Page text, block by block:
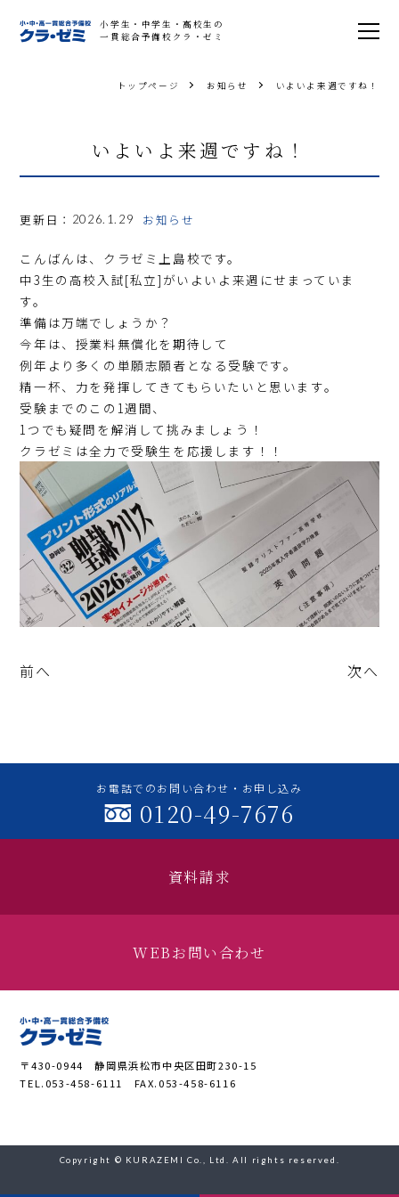
小学生・中学生・高校生の
一貫総合予備校クラ・ゼミ
トップページ お知らせ いよいよ来週ですね！
いよいよ来週ですね！
更新日： 2026.1.29 お知らせ
こんばんは、クラゼミ上島校です。
中3生の高校入試[私立]がいよいよ来週にせまっていま
す。
準備は万端でしょうか？
今年は、授業料無償化を期待して
例年より多くの単願志願者となる受験です。
精一杯、力を発揮してきてもらいたいと思います。
受験までのこの1週間、
1つでも疑問を解消して挑みましょう！
クラゼミは全力で受験生を応援します！！
前へ 次へ
お電話でのお問い合わせ・お申し込み
0120-49-7676
資料請求
WEBお問い合わせ
〒430-0944 静岡県浜松市中央区田町230-15
TEL.053-458-6111 FAX.053-458-6116
Copyright © KURAZEMI Co., Ltd. All rights reserved.